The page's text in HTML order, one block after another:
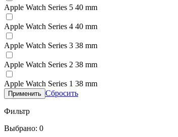
Apple Watch Series 5 40 mm
Apple Watch Series 4 40 mm
Apple Watch Series 3 38 mm
Apple Watch Series 2 38 mm
Apple Watch Series 1 38 mm
Применить Сбросить
Фильтр
Выбрано: 0